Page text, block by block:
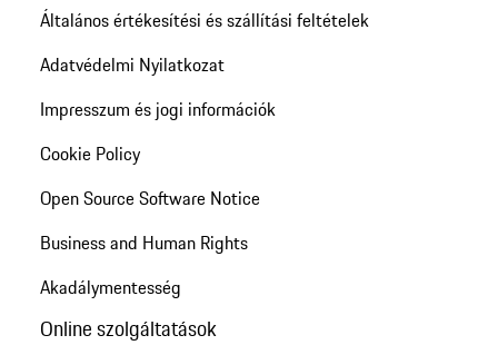
Általános értékesítési és szállítási feltételek
Adatvédelmi Nyilatkozat
Impresszum és jogi információk
Cookie Policy
Open Source Software Notice
Business and Human Rights
Akadálymentesség
Online szolgáltatások